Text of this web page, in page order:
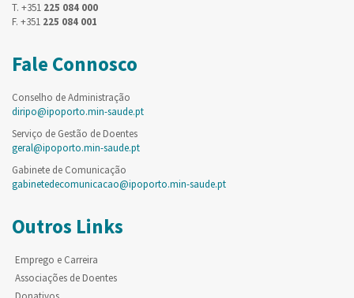
T. +351 225 084 000
F. +351 225 084 001
Fale Connosco
Conselho de Administração
diripo@ipoporto.min-saude.pt
Serviço de Gestão de Doentes
geral@ipoporto.min-saude.pt
Gabinete de Comunicação
gabinetedecomunicacao@ipoporto.min-saude.pt
Outros Links
Emprego e Carreira
Associações de Doentes